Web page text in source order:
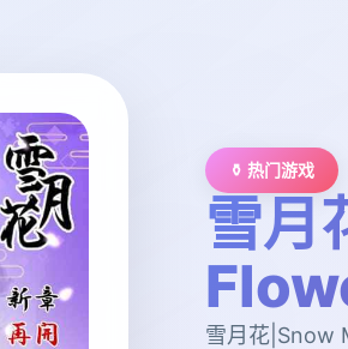
⚱️ 热门游戏
雪月
雪月花|Snow